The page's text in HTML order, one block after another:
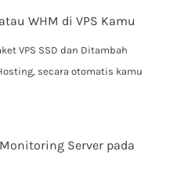
WHM di VPS Kamu
VPS SSD dan Ditambah
secara otomatis kamu
Server pada